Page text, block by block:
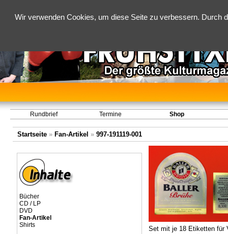
Wir verwenden Cookies, um diese Seite zu verbessern.
Rundbrief Termine Shop
Startseite» Fan-Artikel » 997-191119-001
Bücher
CD / LP
DVD
Fan-Artikel
Shirts
Set mit je 18 Etiketten für